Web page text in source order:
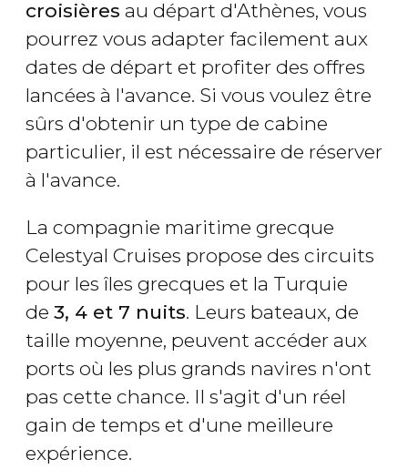
croisières au départ d'Athènes, vous
pourrez vous adapter facilement aux
dates de départ et profiter des offres
lancées à l'avance. Si vous voulez être
sûrs d'obtenir un type de cabine
particulier, il est nécessaire de réserver
à l'avance.
La compagnie maritime grecque
Celestyal Cruises propose des circuits
pour les îles grecques et la Turquie
de 3, 4 et 7 nuits. Leurs bateaux, de
taille moyenne, peuvent accéder aux
ports où les plus grands navires n'ont
pas cette chance. Il s'agit d'un réel
gain de temps et d'une meilleure
expérience.